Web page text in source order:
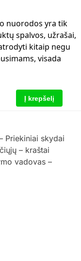
nuorodos yra tik
spalvos, užrašai,
kitaip negu
visada
Į krepšelį
Priekiniai skydai
– kraštai
vadovas –